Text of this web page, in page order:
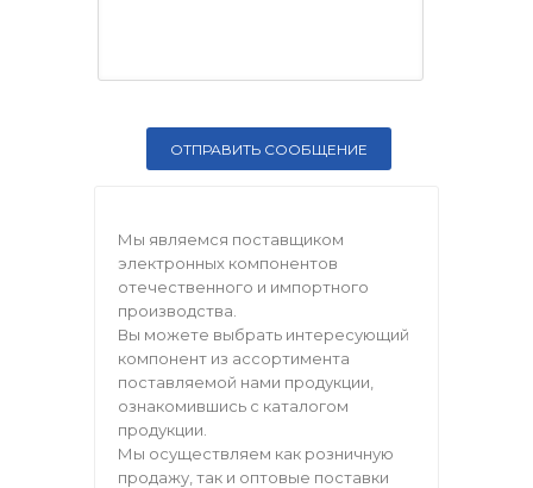
Мы являемся поставщиком
электронных компонентов
отечественного и импортного
производства.
Вы можете выбрать интересующий
компонент из ассортимента
поставляемой нами продукции,
ознакомившись с каталогом
продукции.
Мы осуществляем как розничную
продажу, так и оптовые поставки